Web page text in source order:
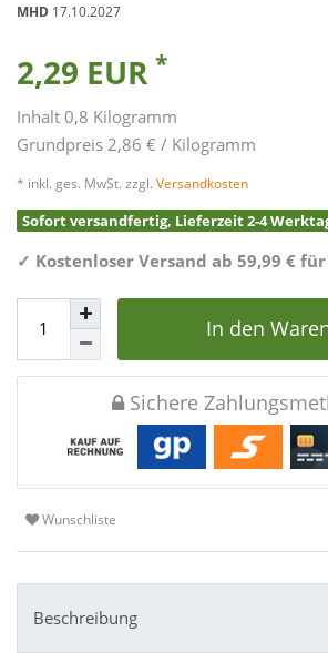
MHD 17.10.2027
2,29 EUR *
Inhalt0,8 Kilogramm
Grundpreis2,86 € / Kilogramm
* inkl. ges. MwSt. zzgl. Versandkosten
Sofort versandfertig, Lieferzeit 2-4
✓ Kostenloser Versand ab 59,99 € für
In den
Sichere
Wunschliste
Beschreibung